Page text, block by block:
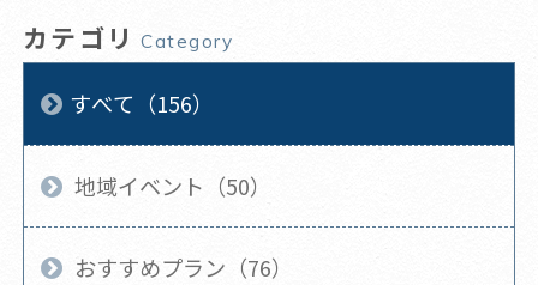
カテゴリ Category
すべて（156）
地域イベント（50）
おすすめプラン（76）